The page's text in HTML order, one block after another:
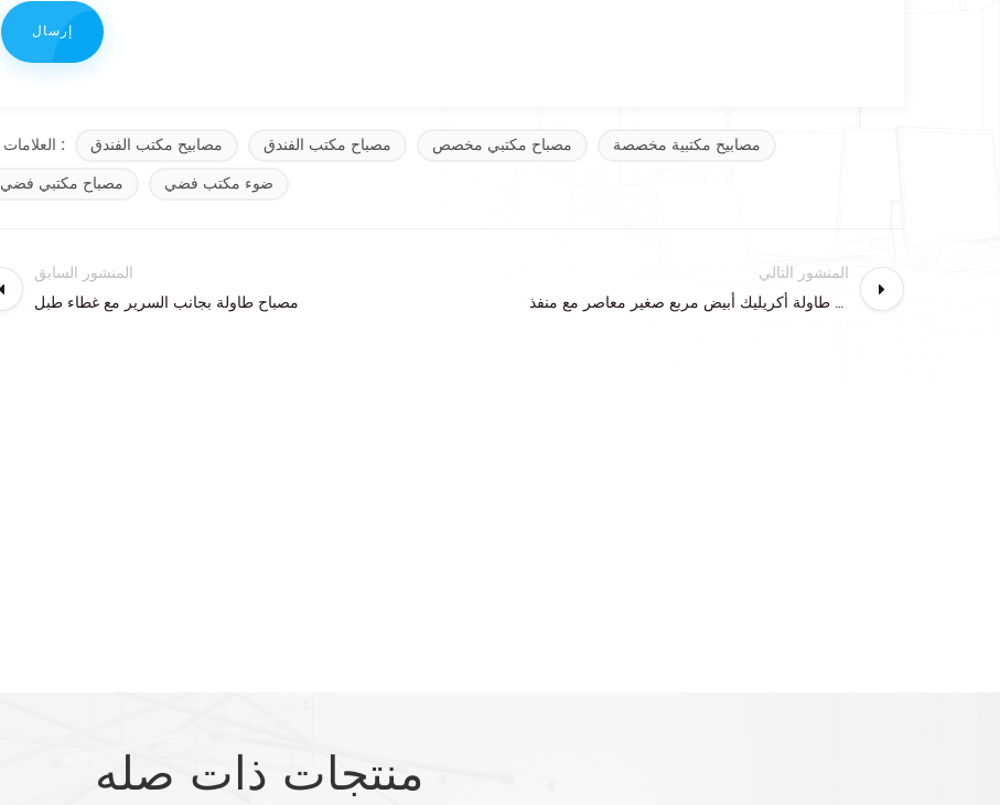
العلامات : مصابيح مكتب الفندق مصباح مكتب الفندق مصباح مكتبي مخصص
مصابيح مكتبية مخصصة
مصباح مكتبي فضي
ضوء مكتب فضي
المنشور السابق
مصباح طاولة بجانب السرير مع غطاء طبل
المنشور التالي
مصباح طاولة أكريليك أبيض مربع صغير معاصر مع منفذ USB
منتجات ذات صله